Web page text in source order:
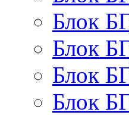
Блок
Блок
Блок
Блок